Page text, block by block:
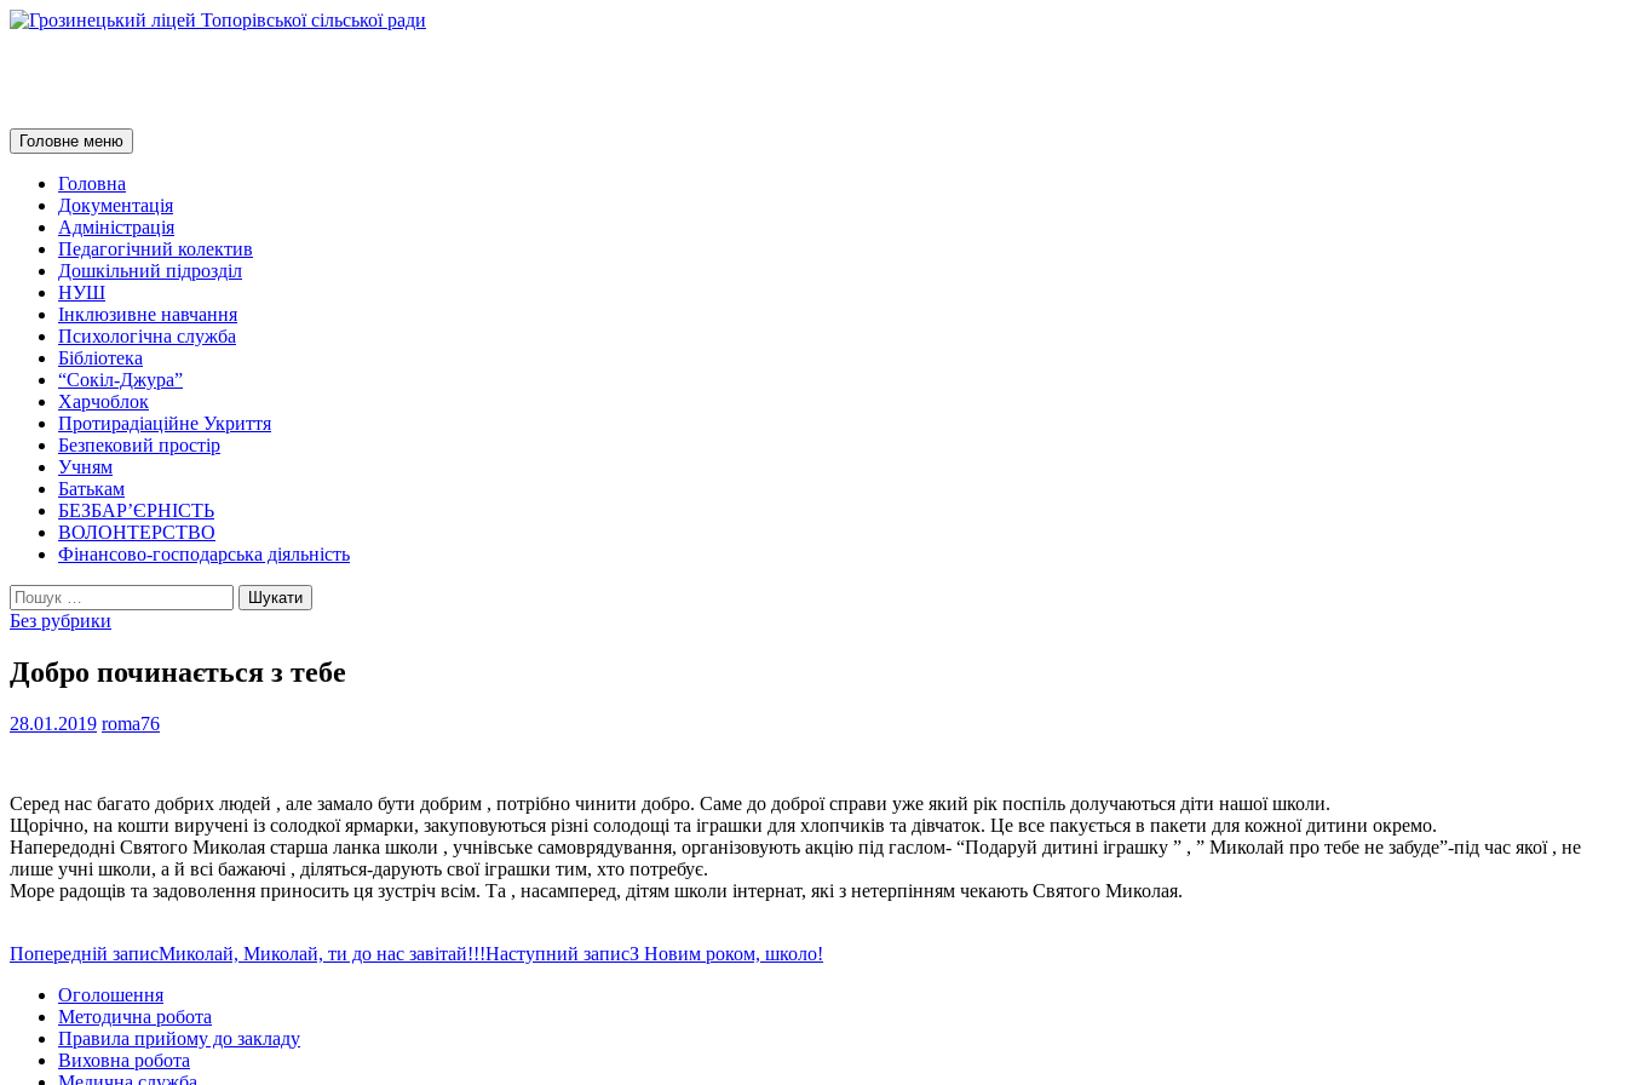
Пошук
Головне меню Перейти
до
Головна
Документація
Адміністрація
Педагогічний колектив
Дошкільний підрозділ
НУШ
Інклюзивне навчання
Психологічна служба
Бібліотека
“Сокіл-Джура”
Харчоблок
Протирадіаційне Укриття
Безпековий простір
Учням
Батькам
БЕЗБАР’ЄРНІСТЬ
ВОЛОНТЕРСТВО
Фінансово-господарська діяльність
Пошук:
Без рубрики
Добро починається з тебе
28.01.2019 roma76
Серед нас багато добрих людей , але замало бути добрим , потрібно чинити добро. Саме до доброї справи уже який рік поспіль долучаються діти нашої школи.
Щорічно, на кошти виручені із солодкої ярмарки, закуповуються різні солодощі та іграшки для хлопчиків та дівчаток. Це все пакується в пакети для кожної дитини окремо.
Напередодні Святого Миколая старша ланка школи , учнівське самоврядування, організовують акцію під гаслом- “Подаруй дитині іграшку ” , ” Миколай про тебе не забуде”-під час якої , не
лише учні школи, а й всі бажаючі , діляться-дарують свої іграшки тим, хто потребує.
Море радощів та задоволення приносить ця зустріч всім. Та , насамперед, дітям школи інтернат, які з нетерпінням чекають Святого Миколая.
Навігація
по
записам
Попередній записМиколай, Миколай, ти до нас завітай!!!Наступний записЗ Новим роком, школо!
Оголошення
Методична робота
Правила прийому до закладу
Виховна робота